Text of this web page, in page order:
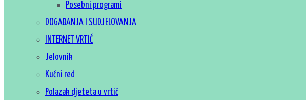
Posebni programi
DOGAĐANJA I SUDJELOVANJA
INTERNET VRTIĆ
Jelovnik
Kućni red
Polazak djeteta u vrtić